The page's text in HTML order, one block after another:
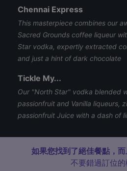
Chennai Express
This masterpiece combines our
Sacred Grounds coffee liqueur
Star vodka, expertly extracted
and just a hint of dark chocolate
Tickle My...
Our "North Star" vodka blended
passionfruit and Vanilla liqueurs,
passionfruit Juice with a dash of
如果您找到了絕佳餐點，
不要錯過訂位的